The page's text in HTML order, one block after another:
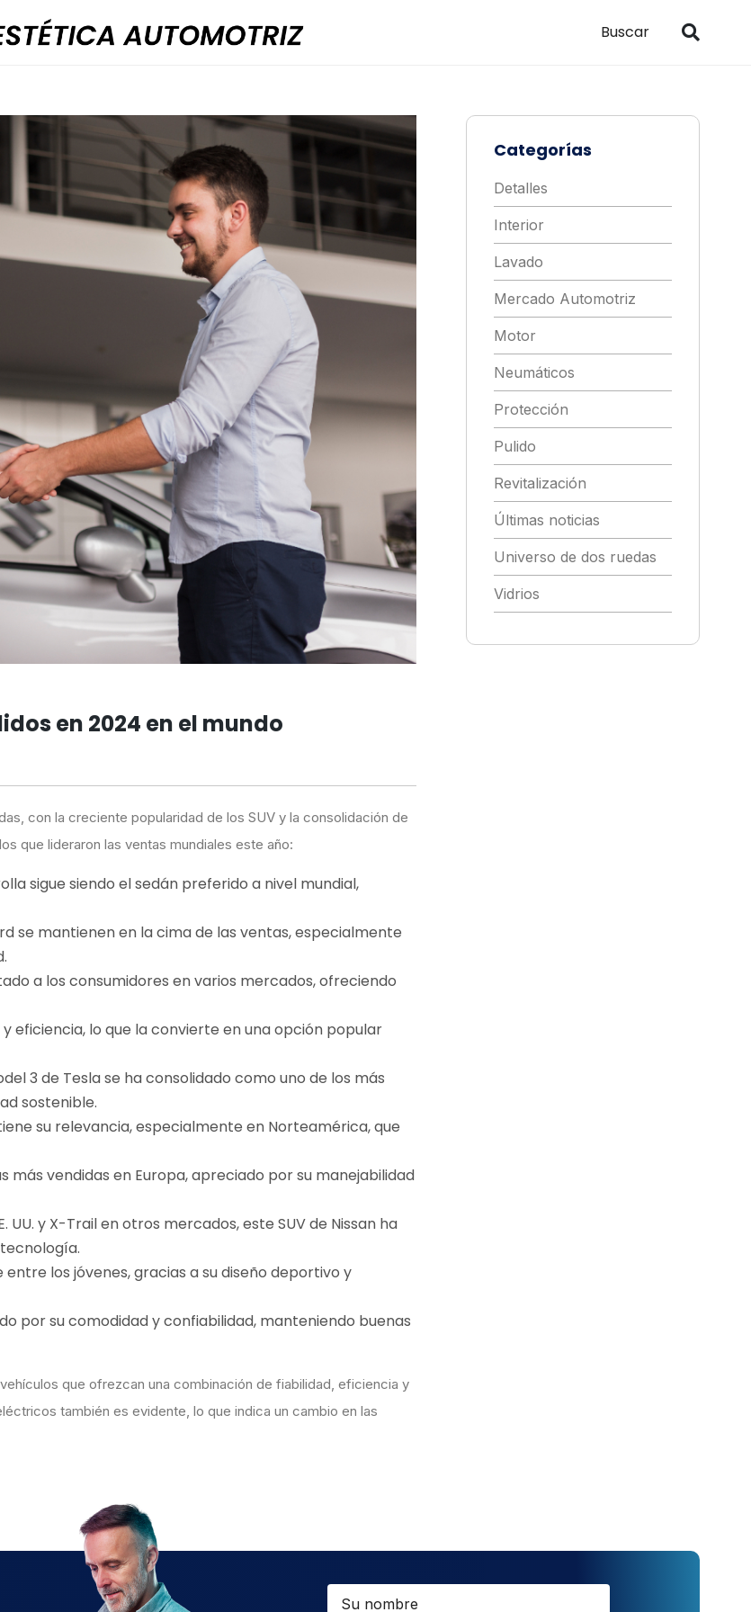
en 2024 en el mundo
con la creciente popularidad de los SUV y la consolidación de
que lideraron las ventas mundiales este año:
sigue siendo el sedán preferido a nivel mundial,
se mantienen en la cima de las ventas, especialmente
a los consumidores en varios mercados, ofreciendo
eficiencia, lo que la convierte en una opción popular
3 de Tesla se ha consolidado como uno de los más
sostenible.
su relevancia, especialmente en Norteamérica, que
más vendidas en Europa, apreciado por su manejabilidad
UU. y X-Trail en otros mercados, este SUV de Nissan ha
los jóvenes, gracias a su diseño deportivo y
por su comodidad y confiabilidad, manteniendo buenas
que ofrezcan una combinación de fiabilidad, eficiencia y
también es evidente, lo que indica un cambio en las
Categorías
Detalles
Interior
Lavado
Mercado Automotriz
Motor
Neumáticos
Protección
Pulido
Revitalización
Últimas noticias
Universo de dos ruedas
Vidrios